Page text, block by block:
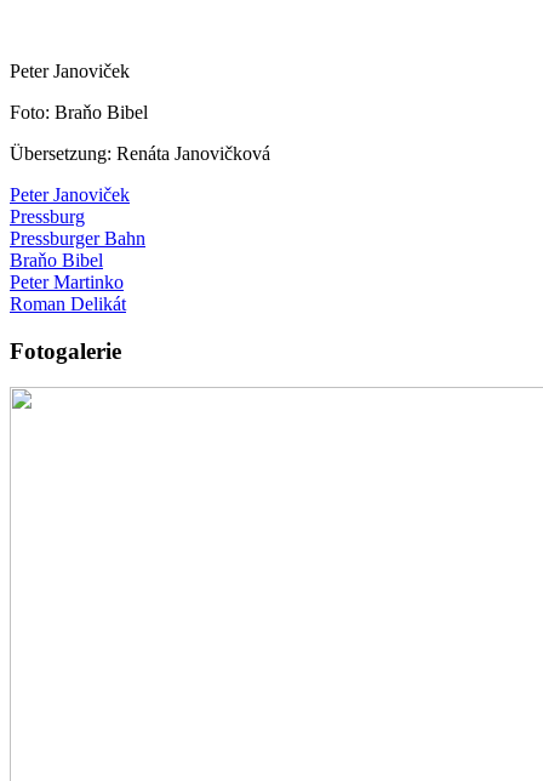
Peter Janoviček
Foto: Braňo Bibel
Übersetzung: Renáta Janovičková
Peter Janoviček
Pressburg
Pressburger Bahn
Braňo Bibel
Peter Martinko
Roman Delikát
Fotogalerie